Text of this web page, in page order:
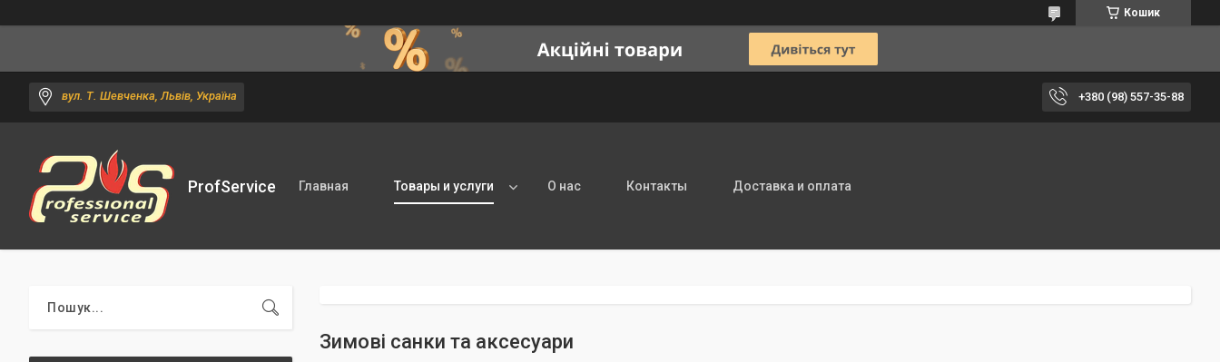
Кошик
вул. Т. Шевченка, Львів, Україна +380 (98) 557-35-88
ProfService Главная Товары и услуги О нас Контакты Доставка и оплата
Зимові санки та аксесуари